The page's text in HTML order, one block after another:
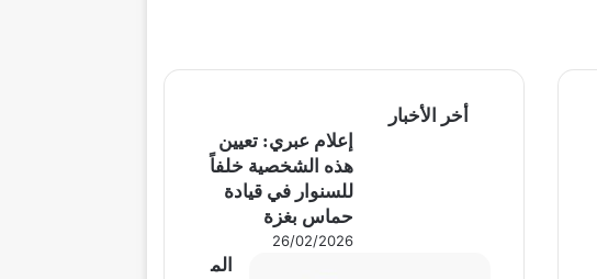
أخر الأخبار
إعلام عبري: تعيين
هذه الشخصية خلفاً
للسنوار في قيادة
حماس بغزة
26/02/2026
الم